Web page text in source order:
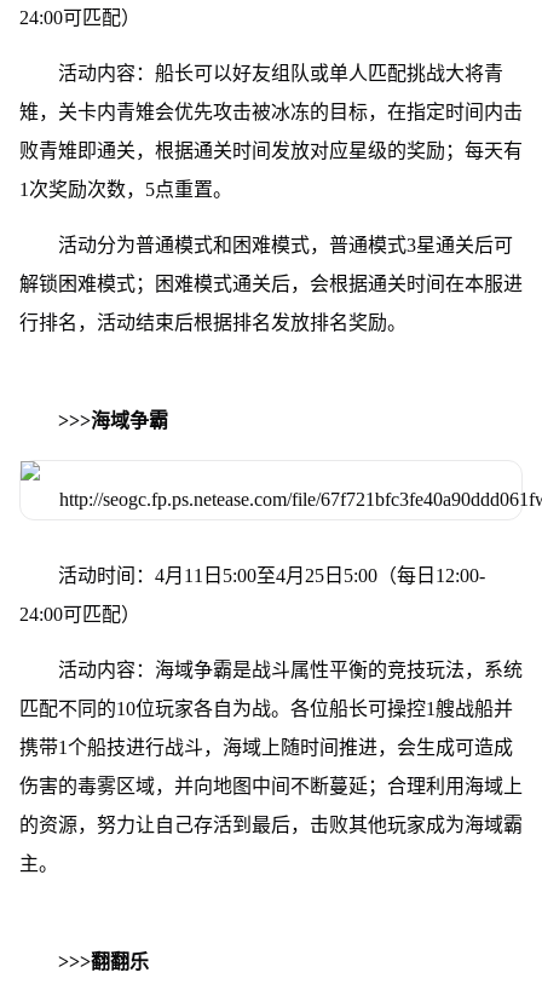
24:00可匹配）
活动内容：船长可以好友组队或单人匹配挑战大将青
雉，关卡内青雉会优先攻击被冰冻的目标，在指定时间内击
败青雉即通关，根据通关时间发放对应星级的奖励；每天有
1次奖励次数，5点重置。
活动分为普通模式和困难模式，普通模式3星通关后可
解锁困难模式；困难模式通关后，会根据通关时间在本服进
行排名，活动结束后根据排名发放排名奖励。
>>>海域争霸
活动时间：4月11日5:00至4月25日5:00（每日12:00-
24:00可匹配）
活动内容：海域争霸是战斗属性平衡的竞技玩法，系统
匹配不同的10位玩家各自为战。各位船长可操控1艘战船并
携带1个船技进行战斗，海域上随时间推进，会生成可造成
伤害的毒雾区域，并向地图中间不断蔓延；合理利用海域上
的资源，努力让自己存活到最后，击败其他玩家成为海域霸
主。
>>>翻翻乐